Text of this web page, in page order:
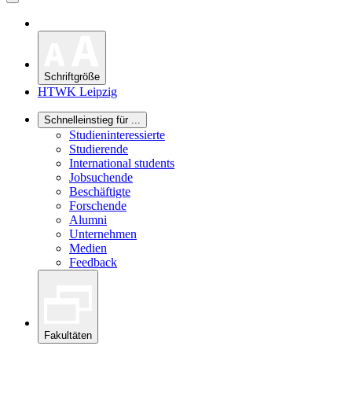
Schriftgröße
HTWK Leipzig
Schnelleinstieg für ...
Studieninteressierte
Studierende
International students
Jobsuchende
Beschäftigte
Forschende
Alumni
Unternehmen
Medien
Feedback
Fakultäten